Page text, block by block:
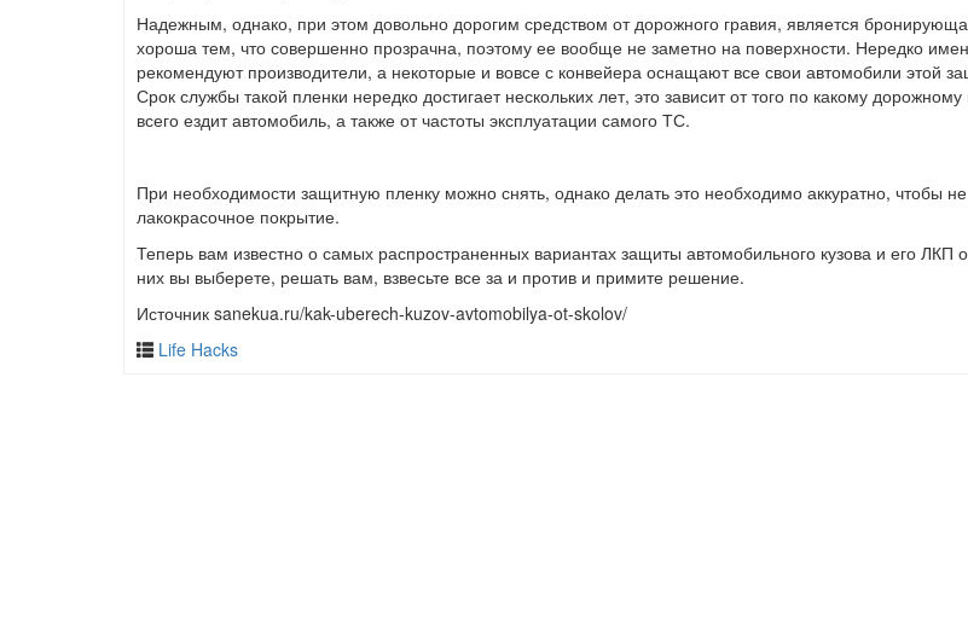
Надежным, однако, при этом довольно дорогим средством от дорожного гравия, является
хороша тем, что совершенно прозрачна, поэтому ее вообще не заметно на поверхности. Нередко
рекомендуют производители, а некоторые и вовсе с конвейера оснащают все свои автомобили этой
Срок службы такой пленки нередко достигает нескольких лет, это зависит от того по какому
всего ездит автомобиль, а также от частоты эксплуатации самого ТС.
При необходимости защитную пленку можно снять, однако делать это необходимо аккуратно, чтобы
лакокрасочное покрытие.
Теперь вам известно о самых распространенных вариантах защиты автомобильного кузова и его ЛКП
них вы выберете, решать вам, взвесьте все за и против и примите решение.
Источник sanekua.ru/kak-uberech-kuzov-avtomobilya-ot-skolov/
Life Hacks